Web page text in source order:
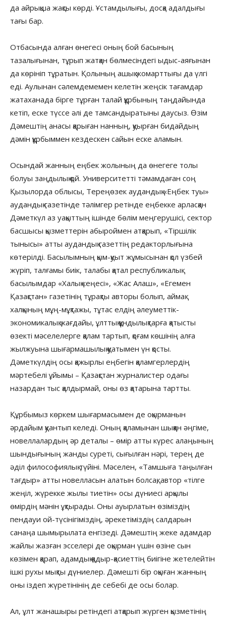
да айрықша жақсы көрді. Ұстамдылығы, досқа адалдығы
тағы бар.
Отбасында алған өнегесі оның бой басының
тазалығынан, тұрып жатқан бөлмесіндегі ыдыс-аяғынан
да көрініп тұратын. Қолының ашық жомарттығы да үлгі
еді. Аулынан сәлемдемемен келетін жеңсік тағамдар
жатаханада бірге тұрған талай құрбының таңдайында
кетіп, еске түссе әлі де тамсандыратыны даусыз. Өзім
Дәмештің анасы қарыған нанның, қуырған бидайдың
дәмін құрбыммен кездескен сайын еске аламын.
Осындай жанның еңбек жолының да өнегеге толы
болуы заңдылық қой. Университетті тәмамдаған соң
Қызылорда облысы, Тереңөзек аудандық «Еңбек туы»
аудандық газетінде тәлімгер ретінде еңбекке арласқан
Дәметкүл аз уақыттың ішінде бөлім меңгерушісі, сектор
басшысы қызметтерін абыроймен атқарып, «Тіршілік
тынысы» атты аудандық газеттің редакторлығына
көтерілді. Басылымның қым-қуыт жұмысынан қол үзбей
жүріп, талғамы биік, талабы қатал республикалық
басылымдар «Халық кеңесі», «Жас Алаш», «Егемен
Қазақстан» газетінің тұрақты авторы болып, аймақ
халқының мұң-мұқтажы, тұтас елдің әлеуметтік-
экономикалық жағдайы, ұлттық құндылықтарға қатысты
өзекті мәселелерге қалам тартып, қоғам көшінің алға
жылжуына шығармашылық қуатымен үн қосты.
Дәметкүлдің осы қажырлы еңбегін қаламгерлердің
мәртебелі ұйымы – Қазақстан журналистер одағы
назардан тыс қалдырмай, оны өз қатарына тартты.
Құрбымыз көркем шығармасымен де оқырманын
әрдайым қуантып келеді. Оның қаламынан шыққан әңгіме,
новеллалардың әр деталы – өмір атты күрес алаңының
шындығының жанды суреті, сығылған нәрі, терең де
әділ философиялық түйіні. Мәселен, «Тамшыға таңылған
тағдыр» атты новелласын алатын болсақ, автор «тілге
жеңіл, жүрекке жылы тиетін» осы дүниесі арқылы
өмірдің мәнін ұқтырады. Оны ауырлатын өзіміздің
пендауи ой-түсінігіміздің, әрекетіміздің салдарын
санаңа шымырылата енгізеді. Дәмештің жеке адамдар
жайлы жазған эсселері де оқырман үшін өзіне сын
көзімен қарап, адамдық қадыр-қасиеттің биігіне жетелейтін
ішкі рухы мықты дүниелер. Дәмешті бір оқыған жанның
оны іздеп жүретінінің де себебі де осы болар.
Ал, ұлт жанашыры ретіндегі атқарып жүрген қызметінің